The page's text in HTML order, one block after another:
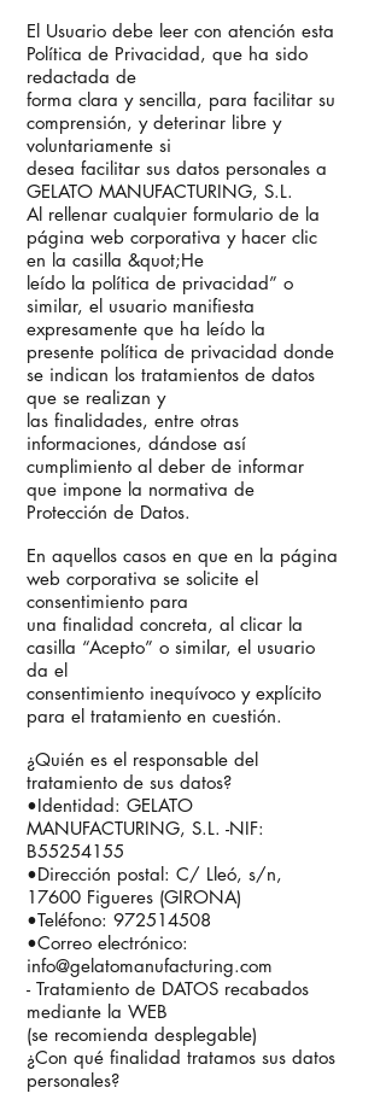
El Usuario debe leer con atención esta
Política de Privacidad, que ha sido
redactada de
forma clara y sencilla, para facilitar su
comprensión, y deterinar libre y
voluntariamente si
desea facilitar sus datos personales a
GELATO MANUFACTURING, S.L.
Al rellenar cualquier formulario de la
página web corporativa y hacer clic
en la casilla &quot;He
leído la política de privacidad” o
similar, el usuario manifiesta
expresamente que ha leído la
presente política de privacidad donde
se indican los tratamientos de datos
que se realizan y
las finalidades, entre otras
informaciones, dándose así
cumplimiento al deber de informar
que impone la normativa de
Protección de Datos.
En aquellos casos en que en la página
web corporativa se solicite el
consentimiento para
una finalidad concreta, al clicar la
casilla “Acepto” o similar, el usuario
da el
consentimiento inequívoco y explícito
para el tratamiento en cuestión.
¿Quién es el responsable del
tratamiento de sus datos?
•Identidad: GELATO
MANUFACTURING, S.L. -NIF:
B55254155
•Dirección postal: C/ Lleó, s/n,
17600 Figueres (GIRONA)
•Teléfono: 972514508
•Correo electrónico:
info@gelatomanufacturing.com
- Tratamiento de DATOS recabados
mediante la WEB
(se recomienda desplegable)
¿Con qué finalidad tratamos sus datos
personales?